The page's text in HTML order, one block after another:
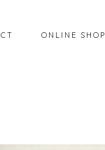
ONLINE SHOP